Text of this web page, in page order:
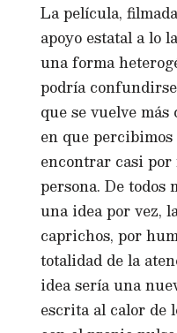
La película,
apoyo estatal a lo
una forma
podría
que se vuelve
en que percibimos
encontrar casi
persona. De todos
una idea por vez,
caprichos, por
totalidad de la
idea sería una
escrita al calor de